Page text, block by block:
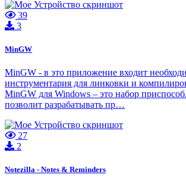
39
3
MinGW
MinGW - в это приложение входит
инструментария для линковки и
MinGW для Windows – это набор
позволит разрабатывать пр…
27
2
Notezilla - Notes & Reminders